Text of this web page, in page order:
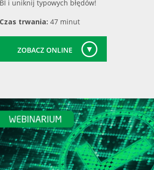
BI i uniknij typowych błędów!
Czas trwania: 47 minut
ZOBACZ ONLINE